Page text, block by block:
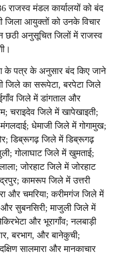
राजस्व मंडल कार्यालयों को बंद
जिला आयुक्तों को उनके विचार
छठी अनुसूचित जिलों में राजस्व
के पत्र के अनुसार बंद किए जाने
जिले का सरूपेटा, बरपेटा जिले
जिले में डांगताल और
चराइदेव जिले में खापेखाइती;
धेमाजी जिले में गोगामुख;
डिब्रूगढ़ जिले में डिब्रूगढ़
गोलाघाट जिले में खुमताई;
जोरहाट जिले में जोरहाट
कामरूप जिले में उत्तरी
और चमरिया; करीमगंज जिले में
सुबनसिरी; माजुली जिले में
और भूरागाँव; नलबाड़ी
बरभाग, और बानेकुची;
सालमारा और मानकाचार